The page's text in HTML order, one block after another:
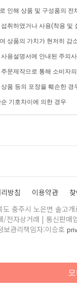
인해 상품 및 구성품의
취하였거나 사용(착용 및
상품의 가치가 현저히 감
용설명서에 안내된 주의
문제작으로 통해 소비자
품 등의 포장을 훼손한 경
기호차이에 의한 경우
방침 이용약관
충주시 노은면 솔고
자상거래 | 통신판매
관리책임자:이승호